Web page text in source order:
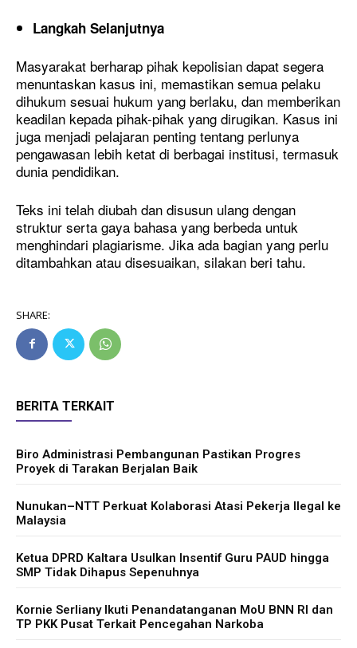
Langkah Selanjutnya
Masyarakat berharap pihak kepolisian dapat segera
menuntaskan kasus ini, memastikan semua pelaku
dihukum sesuai hukum yang berlaku, dan memberikan
keadilan kepada pihak-pihak yang dirugikan. Kasus ini
juga menjadi pelajaran penting tentang perlunya
pengawasan lebih ketat di berbagai institusi, termasuk
dunia pendidikan.
Teks ini telah diubah dan disusun ulang dengan
struktur serta gaya bahasa yang berbeda untuk
menghindari plagiarisme. Jika ada bagian yang perlu
ditambahkan atau disesuaikan, silakan beri tahu.
SHARE:
BERITA TERKAIT
Biro Administrasi Pembangunan Pastikan Progres
Proyek di Tarakan Berjalan Baik
Nunukan–NTT Perkuat Kolaborasi Atasi Pekerja Ilegal ke
Malaysia
Ketua DPRD Kaltara Usulkan Insentif Guru PAUD hingga
SMP Tidak Dihapus Sepenuhnya
Kornie Serliany Ikuti Penandatanganan MoU BNN RI dan
TP PKK Pusat Terkait Pencegahan Narkoba